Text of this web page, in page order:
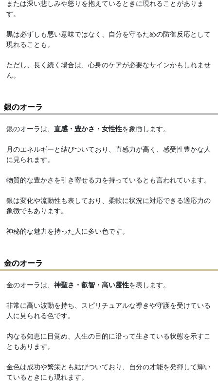
または深い悲しみや怒りを抱えているときに現れることがありま
す。
黒は必ずしも悪い意味ではなく、自分を守るための防御反応として
現れることも。
ただし、長く続く場合は、心身のケアが必要なサインかもしれませ
ん。
銀のオーラ
銀のオーラは、直感・豊かさ・女性性を象徴します。
月のエネルギーと結びついており、直感力が高く、感受性豊かな人
に見られます。
物質的な豊かさを引き寄せる力を持っているとも言われています。
銀は変化や流動性も表しており、柔軟に状況に対応できる適応力の
象徴でもあります。
神秘的な魅力を持った人に多い色です。
金のオーラ
金のオーラは、神聖さ・叡智・高い霊性を表します。
非常に高い波動を持ち、スピリチュアルな導きや守護を受けている
人に見られる色です。
内なる知恵に目覚め、人生の目的に沿って生きている状態を示すこ
ともあります。
金色は成功や繁栄とも結びついており、自分の才能を発揮して輝い
ているときにも現れます。